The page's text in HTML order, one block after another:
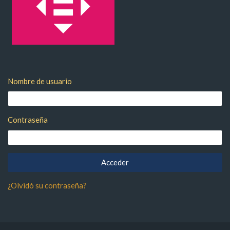
Bloques
Salta Entrar
Nombre de usuario
Contraseña
¿Olvidó su contraseña?